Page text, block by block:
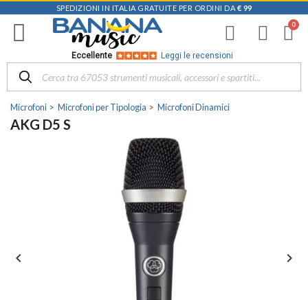
SPEDIZIONI IN ITALIA GRATUITE PER ORDINI DA € 99
Eccellente Leggi le recensioni
Microfoni Microfoni per Tipologia Microfoni Dinamici
AKG D5 S
 